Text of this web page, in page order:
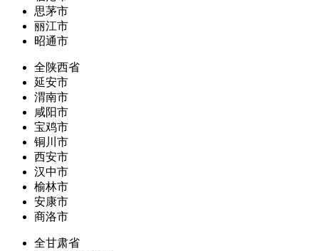
思茅市
丽江市
昭通市
全陕西省
延安市
渭南市
咸阳市
宝鸡市
铜川市
西安市
汉中市
榆林市
安康市
商洛市
全甘肃省